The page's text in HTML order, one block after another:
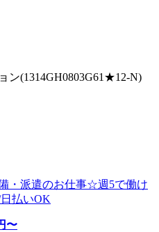
ン(1314GH0803G61★12-N)
・派遣のお仕事☆週5で働け
払いOK
〜